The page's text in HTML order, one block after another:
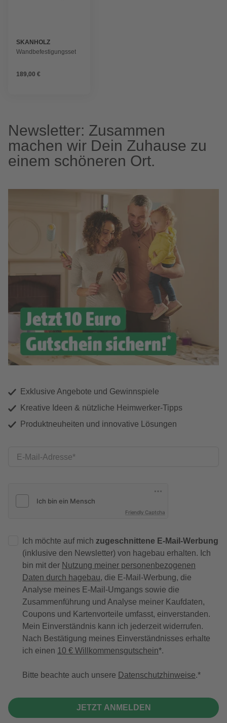
SKANHOLZ
Wandbefestigungsset
189,00 €
Newsletter: Zusammen
machen wir Dein Zuhause zu
einem schöneren Ort.
Exklusive Angebote und Gewinnspiele
Kreative Ideen & nützliche Heimwerker-Tipps
Produktneuheiten und innovative Lösungen
E-Mail-Adresse
Friendly Captcha
Ich möchte auf mich zugeschnittene E-Mail-Werbung
(inklusive den Newsletter) von hagebau erhalten. Ich
bin mit der Nutzung meiner personenbezogenen
Daten durch hagebau, die E-Mail-Werbung, die
Analyse meines E-Mail-Umgangs sowie die
Zusammenführung und Analyse meiner Kaufdaten,
Coupons und Kartenvorteile umfasst, einverstanden.
Mein Einverständnis kann ich jederzeit widerrufen.
Nach Bestätigung meines Einverständnisses erhalte
ich einen 10 € Willkommensgutschein*.
Bitte beachte auch unsere Datenschutzhinweise.
JETZT ANMELDEN